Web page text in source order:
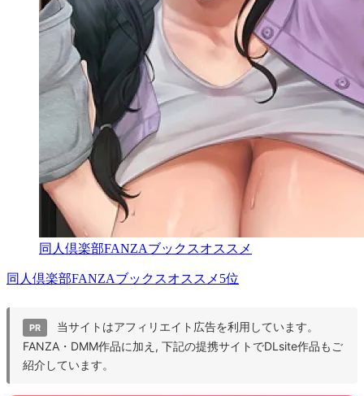
同人倶楽部FANZAブックスオススメ
同人倶楽部FANZAブックスオススメ5位
PR
当サイトはアフィリエイト広告を利用しています。
FANZA・DMM作品に加え, 下記の提携サイトでDLsite作品もご
紹介しています。